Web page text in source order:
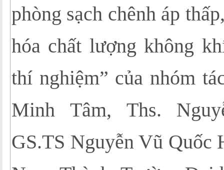
phòng sạch chênh áp
hóa chất lượng không
thí nghiệm” của nhóm
Minh Tâm, Ths.
GS.TS Nguyễn Vũ Quốc